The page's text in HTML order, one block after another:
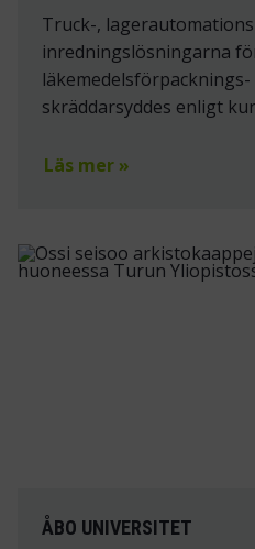
Truck-,
inredningslösningarna
skräddarsyddes enligt
Läs mer »
ÅBO UNIVERSITET